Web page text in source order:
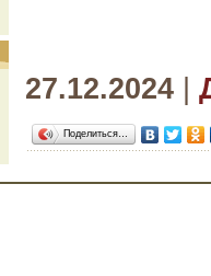
27.12.2024
Поделиться…